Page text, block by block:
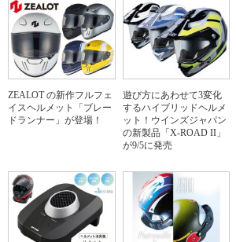
ZEALOT の新作フルフェ
イスヘルメット「ブレー
ドランナー」が登場！
遊び方にあわせて3変化
するハイブリッドヘルメ
ット！ウインズジャパン
の新製品「X-ROAD II」
が9/5に発売